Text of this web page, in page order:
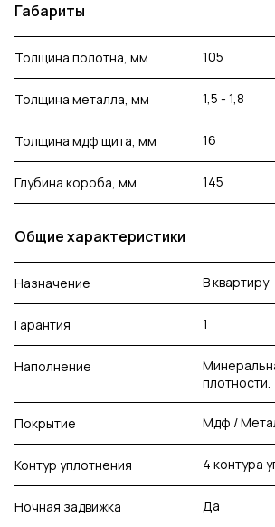
Габариты
Толщина полотна, мм 105
Толщина металла, мм 1,5 - 1,8
Толщина мдф щита, мм 16
Глубина короба, мм 145
Общие характеристики
Назначение В квартиру
Гарантия 1
Наполнение
плотности.
Покрытие Мдф /
Контур уплотнения 4 контура
Ночная задвижка Да